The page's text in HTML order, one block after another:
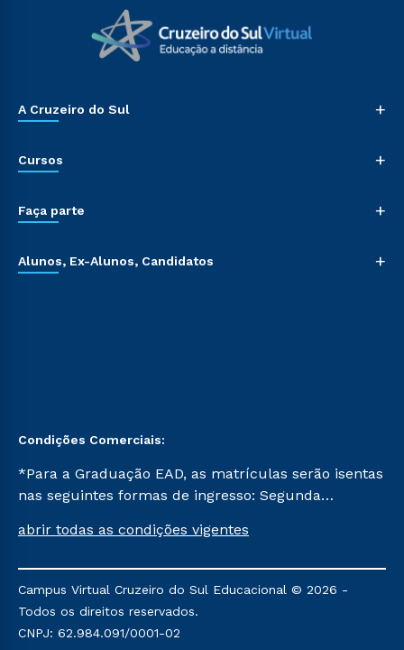
A Cruzeiro do Sul +
Cursos +
Faça parte +
Alunos, Ex-Alunos, Candidatos +
Condições Comerciais:
*Para a Graduação EAD, as matrículas serão isentas
nas seguintes formas de ingresso: Segunda
Já para as demais, a taxa de matrícula será de R$
mencionadas são referentes aos cursos: Ensino
Religioso, Geografia para a Docência e Metodologia
do Ensino de História: Questões Atuais.
abrir todas as condições vigentes
Campus Virtual Cruzeiro do Sul Educacional © 2026 -
Todos os direitos reservados.
CNPJ: 62.984.091/0001-02